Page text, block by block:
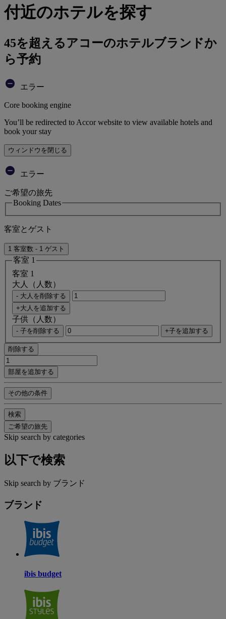
付近のホテルを探す
45を超えるアコーのホテルブランドか
ら予約
エラー
Core booking engine
You’ll be redirected to Accor website to view available hotels and
book your stay
ウィンドウを閉じる
エラー
ご希望の旅先
Booking Dates
客室とゲスト
1 客室数 - 1 ゲスト
客室 1
客室 1
大人（人数）
- 大人を削除する
+大人を追加する
子供（人数）
- 子を削除する +子を追加する
削除する
部屋を追加する
その他の条件
検索
ご希望の旅先
Skip search by categories
以下で検索
Skip search by ブランド
ブランド
ibis budget